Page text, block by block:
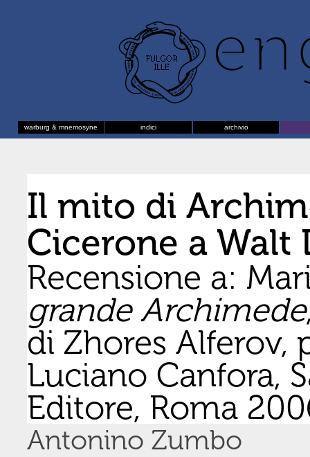
warburg & mnemosyne indici archivio
Il mito di
Cicerone a Walt
Recensione a:
grande Archimede
di Zhores Alferov,
Luciano Canfora,
Editore, Roma
Antonino Zumbo